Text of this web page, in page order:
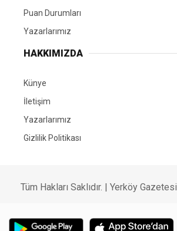
Puan Durumları
Yazarlarımız
HAKKIMIZDA
Künye
İletişim
Yazarlarımız
Gizlilik Politikası
Tüm Hakları Saklıdır. | Yerköy Gazetesi